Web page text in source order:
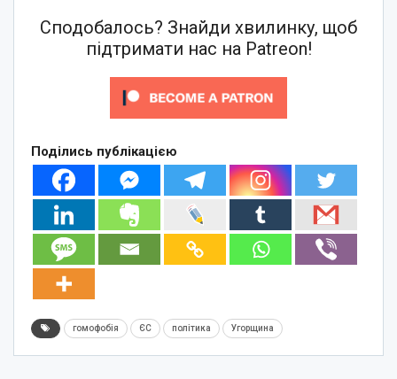
Сподобалось? Знайди хвилинку, щоб
підтримати нас на Patreon!
Поділись публікацією
гомофобія ЄС політика Угорщина